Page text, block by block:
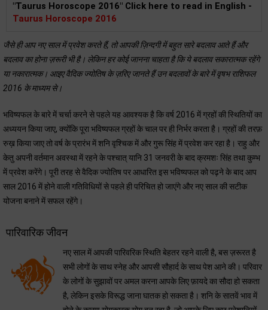
"Taurus Horoscope 2016" Click here to read in English -
Taurus Horoscope 2016
जैसे ही आप नए साल में प्रवेश करते हैं, तो आपकी ज़िन्दगी में बहुत सारे बदलाव आते हैं और
बदलाव का होना ज़रूरी भी है। लेकिन हर कोई जानना चाहता है कि ये बदलाव सकारात्मक रहेंगे
या नकारात्मक। आइए वैदिक ज्योतिष के ज़रिए जानते हैं उन बदलावों के बारे में वृषभ राशिफल
2016 के माध्यम से।
भविष्यफल के बारे में चर्चा करने से पहले यह आवश्यक है कि वर्ष 2016 में ग्रहों की स्थितियों का
अध्ययन किया जाए, क्योंकि पूरा भविष्यफल ग्रहों के चाल पर ही निर्भर करता है। ग्रहों की तरफ़
रुख़ किया जाए तो वर्ष के प्रारंभ में शनि वृश्चिक में और गुरू सिंह में प्रवेश कर रहा है। राहु और
केतु अपनी वर्तमान अवस्था में रहने के पश्चात् यानि 31 जनवरी के बाद क्रमशः सिंह तथा कुम्भ
में प्रवेश करेंगे। पूरी तरह से वैदिक ज्योतिष पर आधारित इस भविष्यफल को पढ़ने के बाद आप
साल 2016 में होने वाली गतिविधियों से पहले ही परिचित हो जाएंगे और नए साल की सटीक
योजना बनाने में सफल रहेंगे।
पारिवारिक जीवन
नए साल में आपकी पारिवरिक स्थिति बेहतर रहने वाली है, बस ज़रूरत है
सभी लोगों के साथ स्नेह और आपसी सौहार्द के साथ पेश आने की। परिवार
के लोगों के सुझावों पर अमल करना आपके लिए फ़ायदे का सौदा हो सकता
है, लेकिन इसके विरूद्ध जाना घातक हो सकता है। शनि के सातवें भाव में